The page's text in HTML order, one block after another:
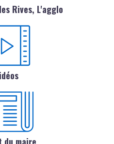
Rives, L'agglo
du maire